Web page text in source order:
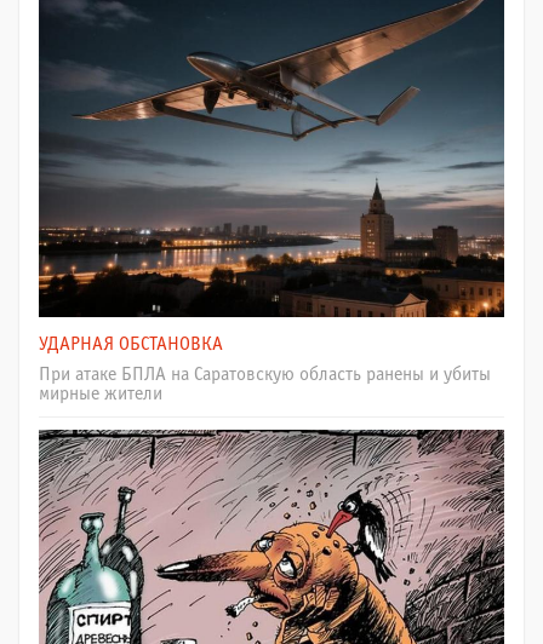
УДАРНАЯ ОБСТАНОВКА
При атаке БПЛА на Саратовскую область ранены и убиты
мирные жители